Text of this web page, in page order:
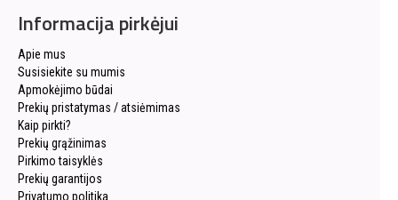
Informacija pirkėjui
Apie mus
Susisiekite su mumis
Apmokėjimo būdai
Prekių pristatymas / atsiėmimas
Kaip pirkti?
Prekių grąžinimas
Pirkimo taisyklės
Prekių garantijos
Privatumo politika